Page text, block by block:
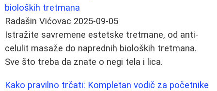
bioloških tretmana
Radašin Vićovac 2025-09-05
Istražite savremene estetske tretmane, od anti-
celulit masaže do naprednih bioloških tretmana.
Sve što treba da znate o negi tela i lica.
Kako pravilno trčati: Kompletan vodič za početnike